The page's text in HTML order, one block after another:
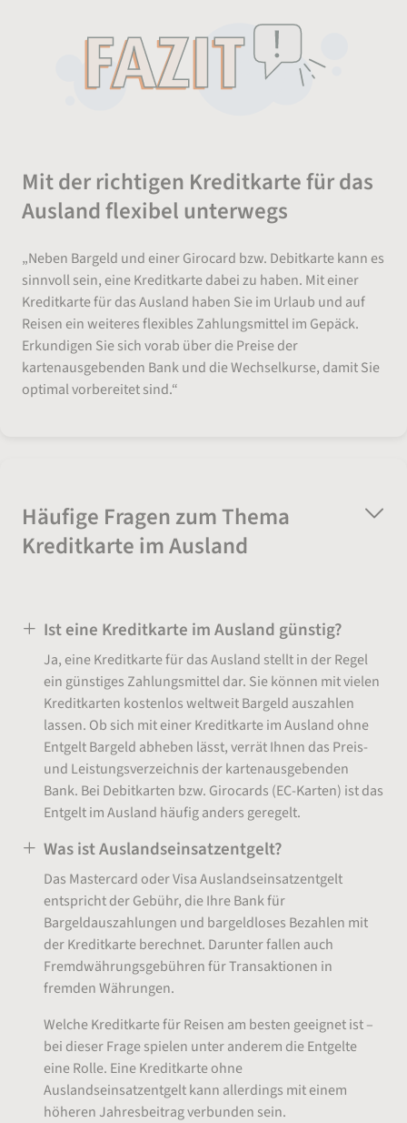
Mit der richtigen Kreditkarte für das
Ausland flexibel unterwegs
„Neben Bargeld und einer Girocard bzw. Debitkarte kann es
sinnvoll sein, eine Kreditkarte dabei zu haben. Mit einer
Kreditkarte für das Ausland haben Sie im Urlaub und auf
Reisen ein weiteres flexibles Zahlungsmittel im Gepäck.
Erkundigen Sie sich vorab über die Preise der
kartenausgebenden Bank und die Wechselkurse, damit Sie
optimal vorbereitet sind.“
Häufige Fragen zum Thema
Kreditkarte im Ausland
Ist eine Kreditkarte im Ausland günstig?
Ja, eine Kreditkarte für das Ausland stellt in der Regel
ein günstiges Zahlungsmittel dar. Sie können mit vielen
Kreditkarten kostenlos weltweit Bargeld auszahlen
lassen. Ob sich mit einer Kreditkarte im Ausland ohne
Entgelt Bargeld abheben lässt, verrät Ihnen das Preis-
und Leistungsverzeichnis der kartenausgebenden
Bank. Bei Debitkarten bzw. Girocards (EC-Karten) ist das
Entgelt im Ausland häufig anders geregelt.
Was ist Auslandseinsatzentgelt?
Das Mastercard oder Visa Auslandseinsatzentgelt
entspricht der Gebühr, die Ihre Bank für
Bargeldauszahlungen und bargeldloses Bezahlen mit
der Kreditkarte berechnet. Darunter fallen auch
Fremdwährungsgebühren für Transaktionen in
fremden Währungen.
Welche Kreditkarte für Reisen am besten geeignet ist –
bei dieser Frage spielen unter anderem die Entgelte
eine Rolle. Eine Kreditkarte ohne
Auslandseinsatzentgelt kann allerdings mit einem
höheren Jahresbeitrag verbunden sein.